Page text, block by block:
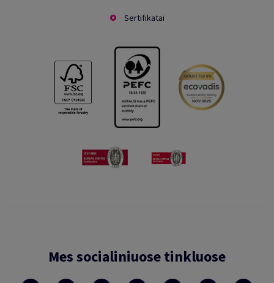
Sertifikatai
Mes socialiniuose tinkluose